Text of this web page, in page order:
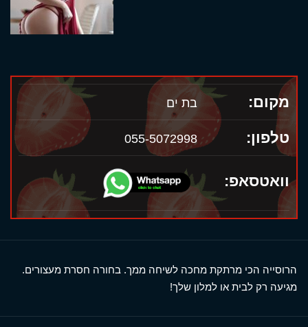
מקום: בת ים
טלפון: 055-5072998
וואטסאפ:
הרוסייה הכי מרתקת מחכה לשיחה ממך. בחורה חסרת מעצורים.
מגיעה רק לבית או למלון שלך!